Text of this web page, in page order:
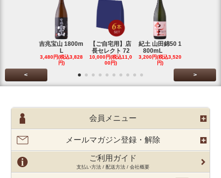
吉兆宝山 1800m
L
3,480円(税込3,828
円)
【ご自宅用】店
長セレクト 72
10,000円(税込11,0
00円)
紀土 山田錦50 1
800mL
3,200円(税込3,520
円)
< >
会員メニュー
メールマガジン登録・解除
ご利用ガイド
支払い方法 / 配送方法 / 会社概要